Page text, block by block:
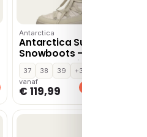
Antarctica
Antarctica Super Grip
Snowboots –
Gebroken wit
37 38 39
+3
vanaf
€ 119,99